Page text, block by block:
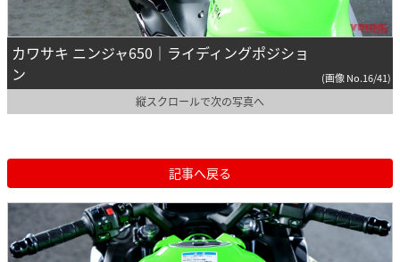
カワサキ ニンジャ650｜ライディングポジショ
ン
(画像 No.16/41)
縦スクロールで次の写真へ
記事へ戻る